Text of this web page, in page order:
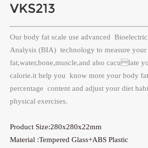
VKS213
Our body fat scale use advanced
Analysis (BIA) technology to measure your
fat,water,bone,muscle,and also caculate
calorie.it help you know more your body fat
percentage content and adjust your diet
physical exercises.
Product Size:280x280x22mm
Material :Tempered Glass+ABS Plastic